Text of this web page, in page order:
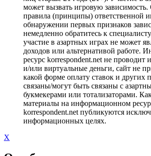
может вызвать игровую
правила (принципы) ответственной
обнаружении первых признаков
немедленно обратитесь к
участие в азартных играх не может
доходов или альтернативой работе.
ресурс korrespondent.net не проводит
и/или виртуальные деньги, сайт не
какой форме оплату ставок и других
связаны/могут быть связаны с
букмекерами или тотализаторами.
материалы на информационном
korrespondent.net публикуются
информационных целях.
X